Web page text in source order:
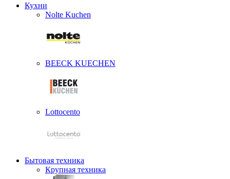
Кухни
Nolte Kuchen
BEECK KUECHEN
Lottocento
Бытовая техника
Крупная техника